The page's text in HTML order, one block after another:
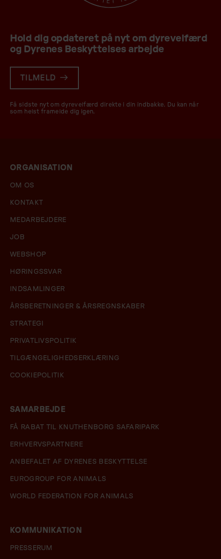
Hold dig opdateret på nyt om dyrevelfærd
og Dyrenes Beskyttelses arbejde
TILMELD
Få sidste nyt om dyrevelfærd direkte i din indbakke. Du kan når
som helst framelde dig igen.
ORGANISATION
OM OS
KONTAKT
MEDARBEJDERE
JOB
WEBSHOP
HØRINGSSVAR
INDSAMLINGER
ÅRSBERETNINGER & ÅRSREGNSKABER
STRATEGI
PRIVATLIVSPOLITIK
TILGÆNGELIGHEDSERKLÆRING
COOKIEPOLITIK
SAMARBEJDE
FÅ RABAT TIL KNUTHENBORG SAFARIPARK
ERHVERVSPARTNERE
ANBEFALET AF DYRENES BESKYTTELSE
EUROGROUP FOR ANIMALS
WORLD FEDERATION FOR ANIMALS
KOMMUNIKATION
PRESSERUM